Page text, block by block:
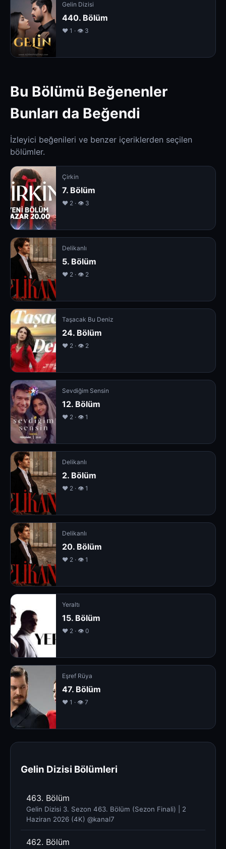
Gelin Dizisi
440. Bölüm
❤️ 1 · 👁 3
Bu Bölümü Beğenenler
Bunları da Beğendi
İzleyici beğenileri ve benzer içeriklerden seçilen
bölümler.
Çirkin
7. Bölüm
❤️ 2 · 👁 3
Delikanlı
5. Bölüm
❤️ 2 · 👁 2
Taşacak Bu Deniz
24. Bölüm
❤️ 2 · 👁 2
Sevdiğim Sensin
12. Bölüm
❤️ 2 · 👁 1
Delikanlı
2. Bölüm
❤️ 2 · 👁 1
Delikanlı
20. Bölüm
❤️ 2 · 👁 1
Yeraltı
15. Bölüm
❤️ 2 · 👁 0
Eşref Rüya
47. Bölüm
❤️ 1 · 👁 7
Gelin Dizisi Bölümleri
463. Bölüm
Gelin Dizisi 3. Sezon 463. Bölüm (Sezon Finali) | 2
Haziran 2026 (4K) @kanal7 ​
462. Bölüm